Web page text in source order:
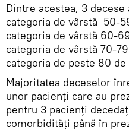
Dintre acestea, 3
categoria de vârstă 50-
categoria de vârstă 60-
categoria de vârstă 70-
categoria de peste 80 de
Majoritatea deceselor
unor pacienți care au
pentru 3 pacienți
comorbidități până în